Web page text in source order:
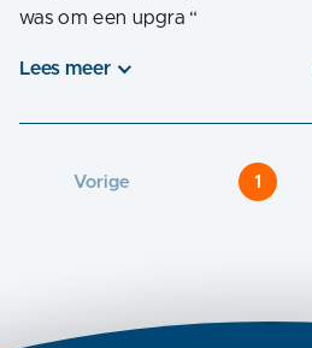
was om een upgra “
Lees meer
Vorige 1